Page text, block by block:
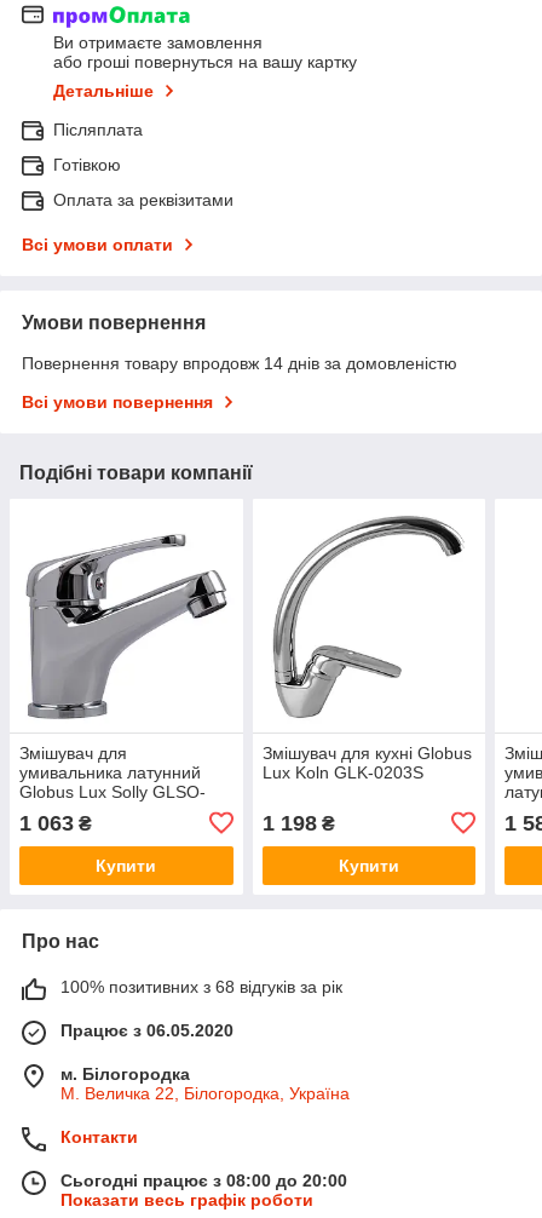
Ви отримаєте замовлення
або гроші повернуться на вашу картку
Детальніше
Післяплата
Готівкою
Оплата за реквізитами
Всі умови оплати
Умови повернення
Повернення товару впродовж 14 днів за домовленістю
Всі умови повернення
Подібні товари компанії
Змішувач для
умивальника латунний
Globus Lux Solly GLSO-
1 063 ₴
Купити
Змішувач для кухні Globus
Lux Koln GLK-0203S
1 198₴
Купити
1
Про нас
100% позитивних з 68 відгуків за рік
Працює з 06.05.2020
м. Білогородка
М. Величка 22, Білогородка, Україна
Контакти
Сьогодні працює з 08:00 до 20:00
Показати весь графік роботи